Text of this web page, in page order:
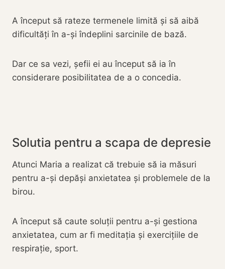
A început să rateze termenele limită și să aibă
dificultăți în a-și îndeplini sarcinile de bază.
Dar ce sa vezi, șefii ei au început să ia în
considerare posibilitatea de a o concedia.
Solutia pentru a scapa de depresie
Atunci Maria a realizat că trebuie să ia măsuri
pentru a-și depăși anxietatea și problemele de la
birou.
A început să caute soluții pentru a-și gestiona
anxietatea, cum ar fi meditația și exercițiile de
respirație, sport.